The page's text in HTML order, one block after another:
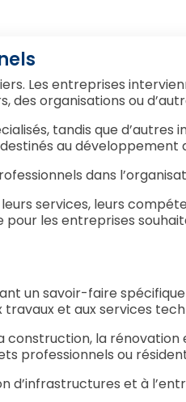
Les entreprises
organisations ou
tandis que
au développement
dans
services, leurs
pour les entreprises
un savoir-faire
et aux services
la rénovation
professionnels ou
d’infrastructures et à